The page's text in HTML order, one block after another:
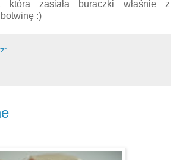
która zasiała buraczki właśnie z
:)